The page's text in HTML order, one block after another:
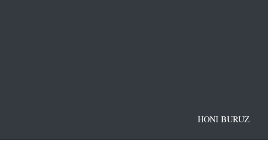
HONI BURUZ